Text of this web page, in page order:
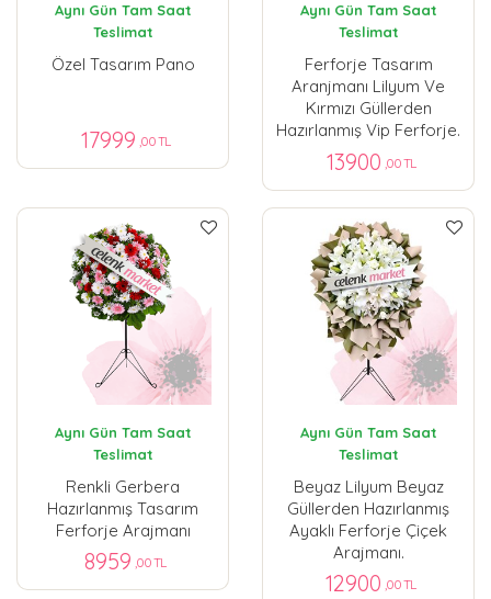
Aynı Gün Tam Saat
Teslimat
Özel Tasarım Pano
17999 ,00 TL
Aynı Gün Tam Saat
Teslimat
Ferforje Tasarım
Aranjmanı Lilyum Ve
Kırmızı Güllerden
Hazırlanmış Vip Ferforje.
13900 ,00 TL
Aynı Gün Tam Saat
Teslimat
Renkli Gerbera
Hazırlanmış Tasarım
Ferforje Arajmanı
8959 ,00 TL
Aynı Gün Tam Saat
Teslimat
Beyaz Lilyum Beyaz
Güllerden Hazırlanmış
Ayaklı Ferforje Çiçek
Arajmanı.
12900 ,00 TL